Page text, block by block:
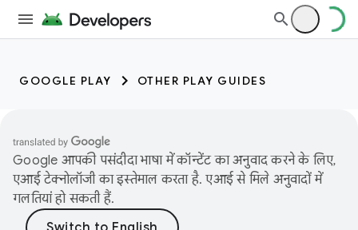
GOOGLE PLAY OTHER PLAY GUIDES
Google आपकी पसंदीदा भाषा में कॉन्टेंट का अनुवाद करने के लिए,
एआई टेक्नोलॉजी का इस्तेमाल करता है. एआई से मिले अनुवादों में
गलतियां हो सकती हैं.